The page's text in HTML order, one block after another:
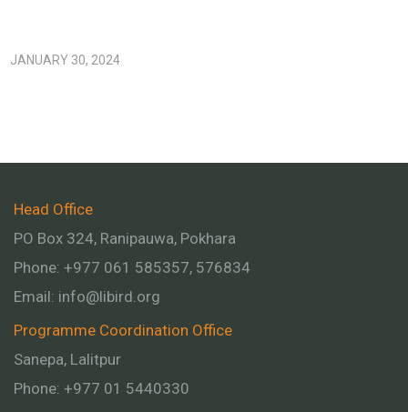
JANUARY 30, 2024
Head Office
PO Box 324, Ranipauwa, Pokhara
Phone: +977 061 585357, 576834
Email: info@libird.org
Programme Coordination Office
Sanepa, Lalitpur
Phone: +977 01 5440330